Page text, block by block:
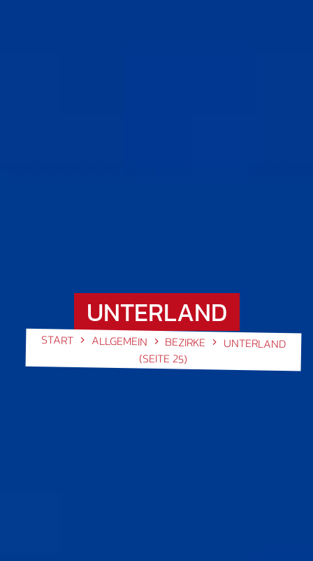
UNTERLAND
START ALLGEMEIN BEZIRKE UNTERLAND
(SEITE 25)